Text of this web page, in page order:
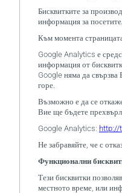
Бисквитките за
информация за
Към момента
Google Analytics е
информация от
Google няма да свързва
горе.
Възможно е да се
Вие ще бъдете
Google Analytics: http://
Не забравяйте, че с
Функционални
Тези бисквитки
местното време, или